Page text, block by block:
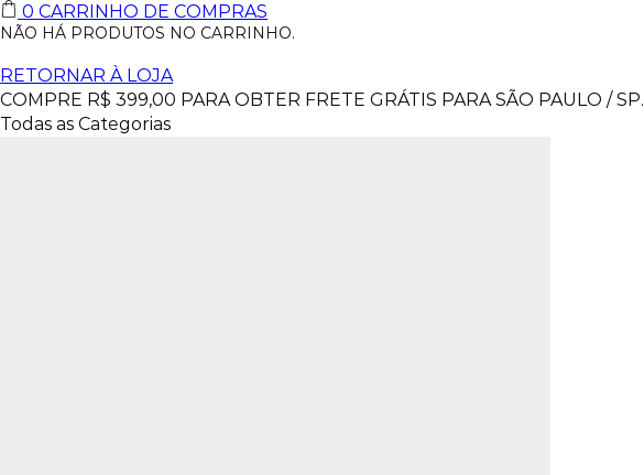
0 CARRINHO DE COMPRAS
NÃO HÁ PRODUTOS NO CARRINHO.
RETORNAR À LOJA
COMPRE R$ 399,00 PARA OBTER FRETE GRÁTIS PARA SÃO PAULO / SP.
Todas as Categorias